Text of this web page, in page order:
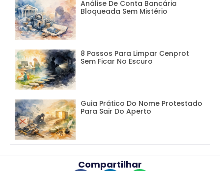
Análise De Conta Bancária
Bloqueada Sem Mistério
8 Passos Para Limpar Cenprot
Sem Ficar No Escuro
Guia Prático Do Nome Protestado
Para Sair Do Aperto
Compartilhar